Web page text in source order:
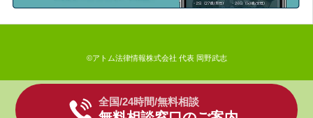
全国/24時間/無料相談
©アトム法律情報株式会社 代表 岡野武志